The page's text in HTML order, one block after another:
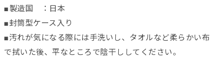
■製造国 ：日本
■封筒型ケース入り
■汚れが気になる際には手洗いし、タオルなど柔らかい布
で拭いた後、平なところで陰干ししてください。